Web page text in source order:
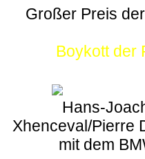
Großer Preis
Boykott der
Hans-
Xhenceval/Pierre
mit dem